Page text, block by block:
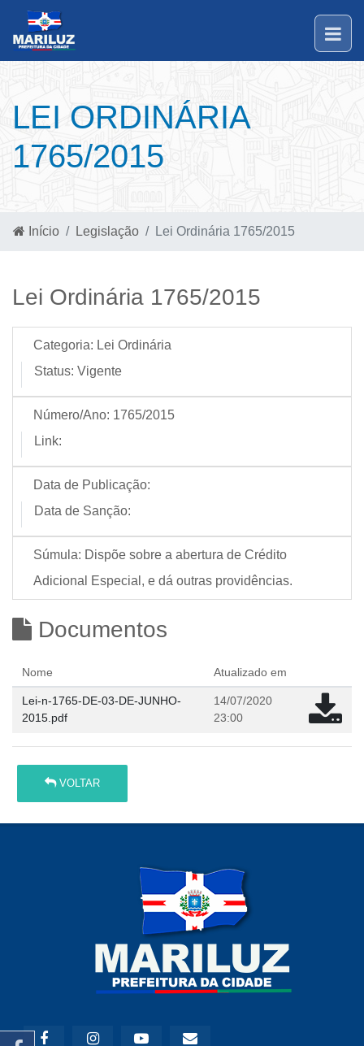
LEI ORDINÁRIA
1765/2015
Início Legislação Lei Ordinária 1765/2015
Lei Ordinária 1765/2015
Categoria: Lei Ordinária
Status: Vigente
Número/Ano: 1765/2015
Link:
Data de Publicação:
Data de Sanção:
Súmula: Dispõe sobre a abertura de Crédito
Adicional Especial, e dá outras providências.
Documentos
Nome Atualizado em
Lei-n-1765-DE-03-DE-JUNHO-
2015.pdf
14/07/2020
23:00
VOLTAR